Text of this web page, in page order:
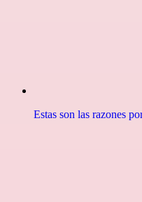
Estas son las razones